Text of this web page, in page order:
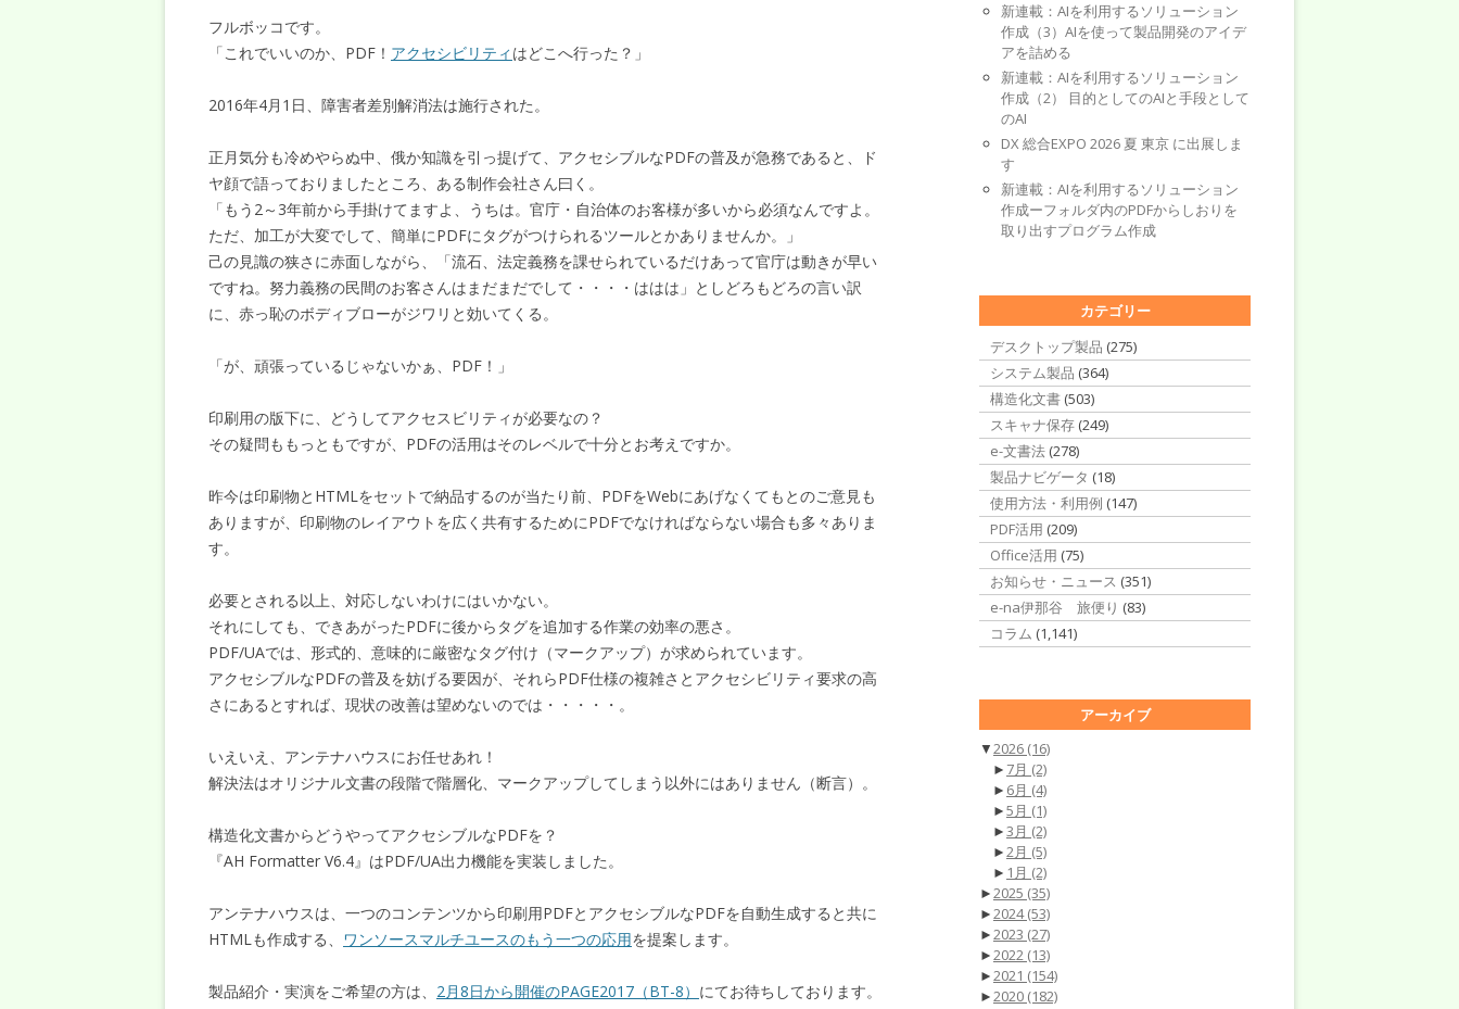
フルボッコです。
「これでいいのか、PDF！ アクセシビリティ はどこへ行った？」
2016年4月1日、障害者差別解消法は施行された。
正月気分も冷めやらぬ中、俄か知識を引っ提げて、アクセシブルなPDFの普及が急務であると、ド
ヤ顔で語っておりましたところ、ある制作会社さん曰く。
「もう2～3年前から手掛けてますよ、うちは。官庁・自治体のお客様が多いから必須なんですよ。
ただ、加工が大変でして、簡単にPDFにタグがつけられるツールとかありませんか。」
己の見識の狭さに赤面しながら、「流石、法定義務を課せられているだけあって官庁は動きが早い
ですね。努力義務の民間のお客さんはまだまだでして・・・・ははは」としどろもどろの言い訳
に、赤っ恥のボディブローがジワリと効いてくる。
「が、頑張っているじゃないかぁ、PDF！」
印刷用の版下に、どうしてアクセスビリティが必要なの？
その疑問ももっともですが、PDFの活用はそのレベルで十分とお考えですか。
昨今は印刷物とHTMLをセットで納品するのが当たり前、PDFをWebにあげなくてもとのご意見も
ありますが、印刷物のレイアウトを広く共有するためにPDFでなければならない場合も多々ありま
す。
必要とされる以上、対応しないわけにはいかない。
それにしても、できあがったPDFに後からタグを追加する作業の効率の悪さ。
PDF/UAでは、形式的、意味的に厳密なタグ付け（マークアップ）が求められています。
アクセシブルなPDFの普及を妨げる要因が、それらPDF仕様の複雑さとアクセシビリティ要求の高
さにあるとすれば、現状の改善は望めないのでは・・・・・。
いえいえ、アンテナハウスにお任せあれ！
解決法はオリジナル文書の段階で階層化、マークアップしてしまう以外にはありません（断言）。
構造化文書からどうやってアクセシブルなPDFを？
『AH Formatter V6.4』はPDF/UA出力機能を実装しました。
アンテナハウスは、一つのコンテンツから印刷用PDFとアクセシブルなPDFを自動生成すると共に
HTMLも作成する、 ワンソースマルチユースのもう一つの応用を提案します。
製品紹介・実演をご希望の方は、 2月8日から開催のPAGE2017（BT-8） にてお待ちしております。
新連載：AIを利用するソリューション
作成（3）AIを使って製品開発のアイデ
アを詰める
新連載：AIを利用するソリューション
作成（2） 目的としてのAIと手段として
のAI
DX 総合EXPO 2026 夏 東京 に出展しま
す
新連載：AIを利用するソリューション
作成ーフォルダ内のPDFからしおりを
取り出すプログラム作成
カテゴリー
デスクトップ製品 (275)
システム製品 (364)
構造化文書 (503)
スキャナ保存 (249)
e-文書法 (278)
製品ナビゲータ (18)
使用方法・利用例 (147)
PDF活用 (209)
Office活用 (75)
お知らせ・ニュース (351)
e-na伊那谷 旅便り (83)
コラム (1,141)
アーカイブ
▼2026 (16)
► 7月 (2)
► 6月 (4)
►5月 (1)
►3月 (2)
►2月 (5)
► 1月 (2)
►2025 (35)
►2024(53)
►2023 (27)
►2022 (13)
►2021 (154)
►2020 (182)